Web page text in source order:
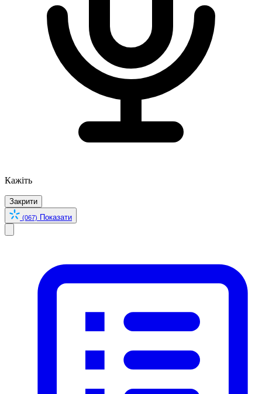
Кажіть
Закрити
(067) Показати